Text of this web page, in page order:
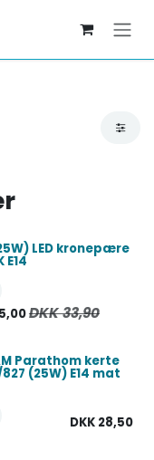
LED kronepære
E14
DKK33,90
Parathom kerte
(25W) E14 mat
DKK 28,50